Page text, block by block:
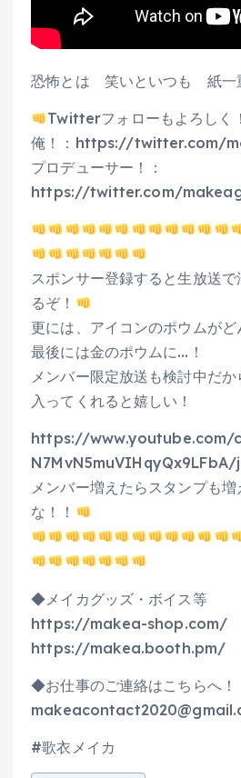
恐怖とは 笑いといつも 紙一
Twitterフォローもよろしく！
俺！：https://twitter.com/
プロデューサー！：
https://twitter.com/
スポンサー登録すると生放送で
るぞ！
更には、アイコンのポウムが
最後には金のポウムに…！
メンバー限定放送も検討中だ
入ってくれると嬉しい！
https://www.youtube.com/
N7MvN5muVIHqyQx9LFbA/
メンバー増えたらスタンプも増
な！！
◆メイカグッズ・ボイス等
https://makea-shop.com/
https://makea.booth.pm/
◆お仕事のご連絡はこちらへ！
#歌衣メイカ